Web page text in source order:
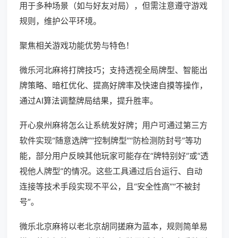
用于多种场景（如与好友对局），但需注意遵守游戏
规则，维护公平环境。
聚焦相关游戏功能优势与特色！
微乐河北麻将打牌技巧；支持透视全局牌型、智能出
牌策略、暗杠优化、提高好牌率及快速自摸等操作，
通过AI算法调整牌局结果，提升胜率。
开心泉州麻将怎么让系统发好牌；用户可通过第三方
软件实现“随意选牌”“控制牌型”“防检测防封号”等功
能，部分用户反映其他玩家可能存在“牌特别好”或“透
视他人牌型”的情况。这些工具通过后台运行、自动
连接等技术手段实现不平公，且“安全性高”“不被封
号”。
微乐北京麻将以老北京胡同搓麻为蓝本，规则简单易